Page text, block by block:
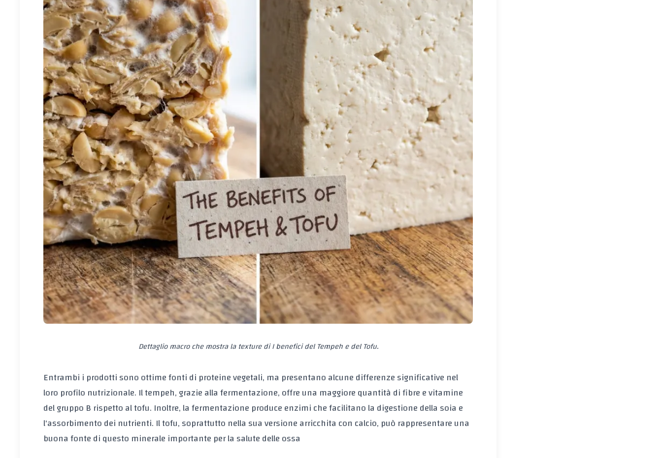
Dettaglio macro che mostra la texture di I benefici del Tempeh e del Tofu.
Entrambi i prodotti sono ottime fonti di proteine vegetali, ma presentano alcune differenze significative nel
loro profilo nutrizionale. Il tempeh, grazie alla fermentazione, offre una maggiore quantità di fibre e vitamine
del gruppo B rispetto al tofu. Inoltre, la fermentazione produce enzimi che facilitano la digestione della soia e
l'assorbimento dei nutrienti. Il tofu, soprattutto nella sua versione arricchita con calcio, può rappresentare una
buona fonte di questo minerale importante per la salute delle ossa